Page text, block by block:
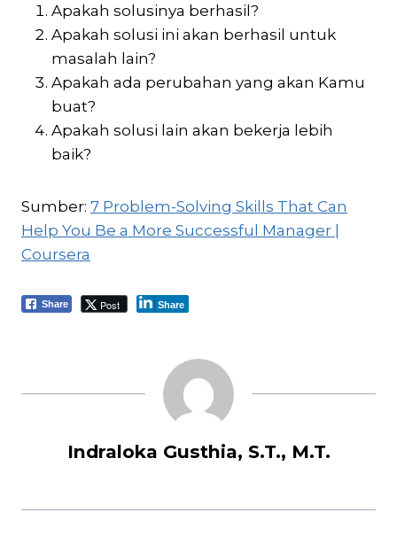
Apakah solusinya berhasil?
Apakah solusi ini akan berhasil untuk
masalah lain?
Apakah ada perubahan yang akan Kamu
buat?
Apakah solusi lain akan bekerja lebih
baik?
Sumber: 7 Problem-Solving Skills That Can
Help You Be a More Successful Manager |
Coursera
Share Post Share
Indraloka Gusthia, S.T., M.T.